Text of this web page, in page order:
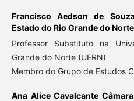
Francisco Aedson de
Estado do Rio Grande do
Professor Substituto na
Grande do Norte (UERN)
Membro do Grupo de Estudos
Ana Alice Cavalcante